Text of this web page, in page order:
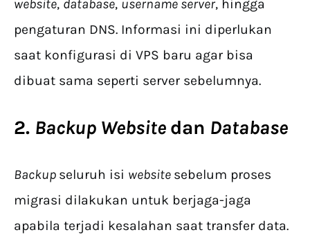
website, database, username server, hingga
pengaturan DNS. Informasi ini diperlukan
saat konfigurasi di VPS baru agar bisa
dibuat sama seperti server sebelumnya.
2. Backup Website dan Database
Backup seluruh isi website sebelum proses
migrasi dilakukan untuk berjaga-jaga
apabila terjadi kesalahan saat transfer data.